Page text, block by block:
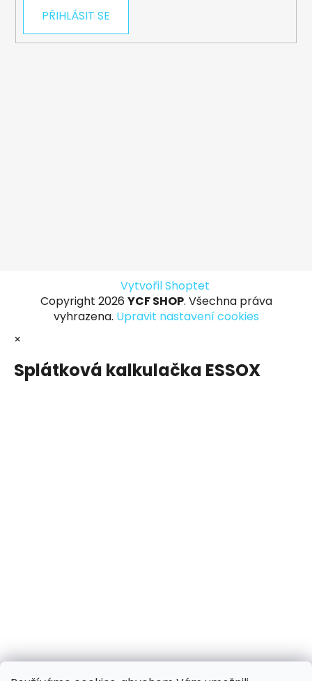
PŘIHLÁSIT SE
Vytvořil Shoptet
Copyright 2026 YCF SHOP. Všechna práva
vyhrazena. Upravit nastavení cookies
×
Splátková kalkulačka ESSOX